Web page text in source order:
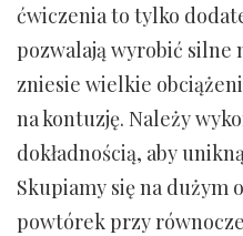
ćwiczenia to tylko
pozwalają wyrobić silne
zniesie wielkie
na kontuzję. Należy
dokładnością, aby
Skupiamy się na dużym
powtórek przy